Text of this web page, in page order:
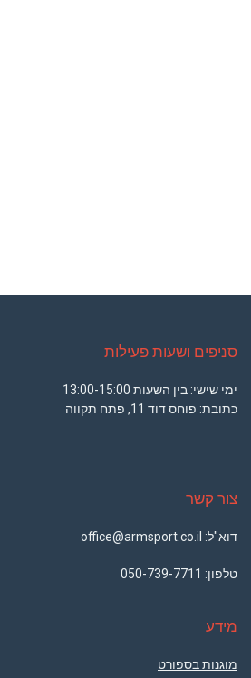
סניפים ושעות פעילות
ימי שישי: בין השעות 13:00-15:00
כתובת: פוחס דוד 11, פתח תקווה
צור קשר
דוא"ל: office@armsport.co.il
טלפון: 050-739-7711
מידע
מוגנות בספורט